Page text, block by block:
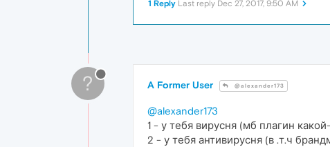
1 Reply Last reply Dec 27, 2017, 9:50 AM
? A Former User @alexander173
@alexander173
1 - у тебя вирусня (мб плагин
2 - у тебя антивирусня (в .т.ч